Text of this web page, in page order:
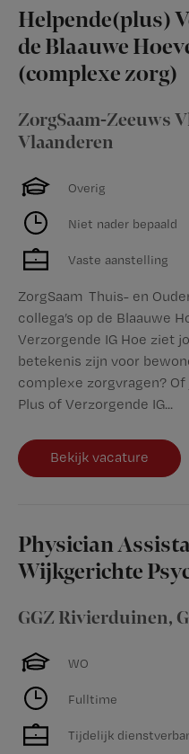
Helpende(plus)
de Blaauwe
(complexe zorg)
ZorgSaam-Zeeuws
Vlaanderen
Overig
Niet nader bepaald
Vaste aanstelling
ZorgSaam Thuis- en
collega’s op de Blaauwe
Verzorgende IG Hoe ziet
betekenis zijn voor
complexe zorgvragen?
Plus of Verzorgende IG...
Bekijk vacature
Physician
Wijkgerichte
GGZ Rivierduinen,
WO
Fulltime
Tijdelijk